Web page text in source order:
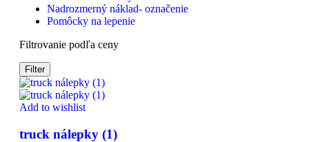
Nadrozmerný náklad- označenie
Pomôcky na lepenie
Filtrovanie podľa ceny
Filter
Add to wishlist
truck nálepky (1)